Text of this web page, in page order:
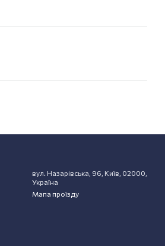
вул. Назарівська, 96, Київ, 02000,
Україна
Мапа проїзду